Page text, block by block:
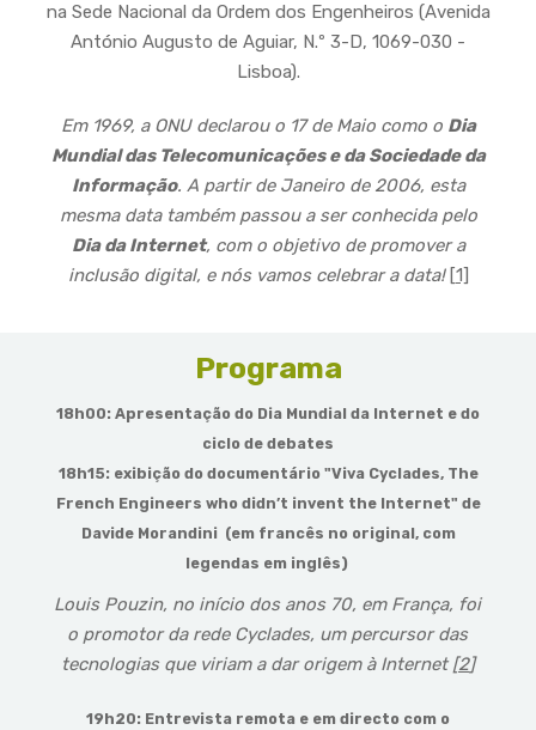
na Sede Nacional da Ordem dos Engenheiros (Avenida
António Augusto de Aguiar, N.º 3-D, 1069-030 -
Lisboa).
Em 1969, a ONU declarou o 17 de Maio como o Dia
Mundial das Telecomunicações e da Sociedade da
Informação. A partir de Janeiro de 2006, esta
mesma data também passou a ser conhecida pelo
Dia da Internet, com o objetivo de promover a
inclusão digital, e nós vamos celebrar a data![1]
Programa
18h00: Apresentação do Dia Mundial da Internet e do
ciclo de debates
18h15: exibição do documentário "Viva Cyclades, The
French Engineers who didn’t invent the Internet" de
Davide Morandini (em francês no original, com
legendas em inglês)
Louis Pouzin, no início dos anos 70, em França, foi
o promotor da rede Cyclades, um percursor das
tecnologias que viriam a dar origem à Internet [2]
19h20: Entrevista remota e em directo com o